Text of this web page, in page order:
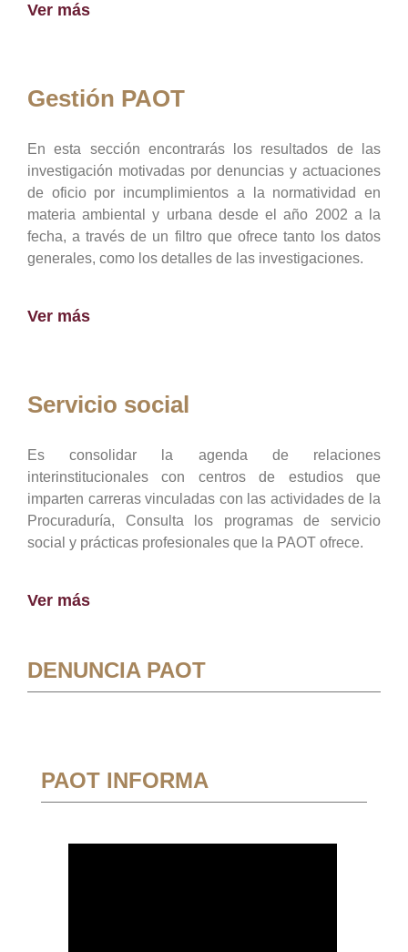
Ver más
Gestión PAOT
En esta sección encontrarás los resultados de las
investigación motivadas por denuncias y actuaciones
de oficio por incumplimientos a la normatividad en
materia ambiental y urbana desde el año 2002 a la
fecha, a través de un filtro que ofrece tanto los datos
generales, como los detalles de las investigaciones.
Ver más
Servicio social
Es consolidar la agenda de relaciones
interinstitucionales con centros de estudios que
imparten carreras vinculadas con las actividades de la
Procuraduría, Consulta los programas de servicio
social y prácticas profesionales que la PAOT ofrece.
Ver más
DENUNCIA PAOT
PAOT INFORMA